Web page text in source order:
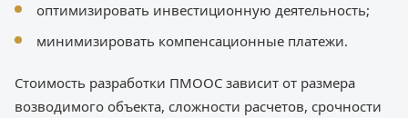
оптимизировать инвестиционную деятельность;
минимизировать компенсационные платежи.
Стоимость разработки ПМООС зависит от размера
возводимого объекта, сложности расчетов, срочности